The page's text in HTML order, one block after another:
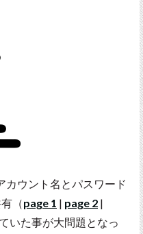
ウント名とパスワード
（page 1 | page 2 |
いた事が大問題となっ